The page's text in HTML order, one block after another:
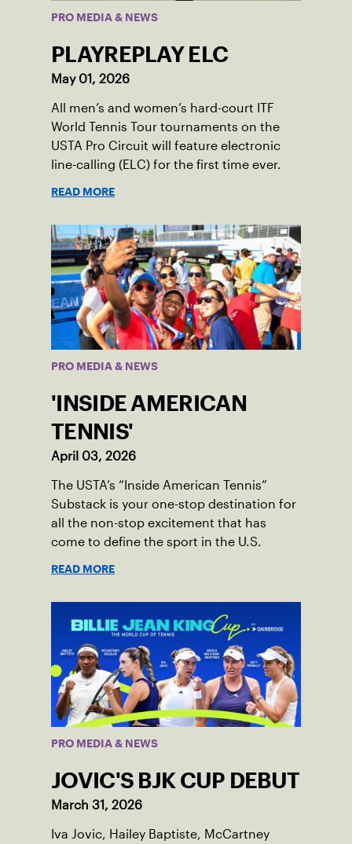
PRO MEDIA & NEWS
PLAYREPLAY ELC
May 01, 2026
All men’s and women’s hard-court ITF
World Tennis Tour tournaments on the
USTA Pro Circuit will feature electronic
line-calling (ELC) for the first time ever.
READ MORE
PRO MEDIA & NEWS
'INSIDE AMERICAN
TENNIS'
April 03, 2026
The USTA’s “Inside American Tennis”
Substack is your one-stop destination for
all the non-stop excitement that has
come to define the sport in the U.S.
READ MORE
PRO MEDIA & NEWS
JOVIC'S BJK CUP DEBUT
March 31, 2026
Iva Jovic, Hailey Baptiste, McCartney